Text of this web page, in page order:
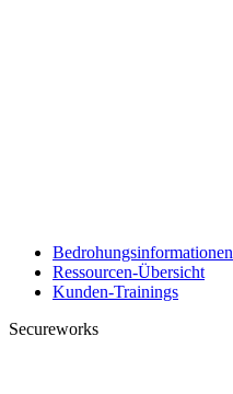
Bedrohungsinformationen
Ressourcen-Übersicht
Kunden-Trainings
Secureworks